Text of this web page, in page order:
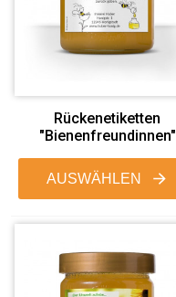
Rückenetiketten
"Bienenfreundinnen"
AUSWÄHLEN